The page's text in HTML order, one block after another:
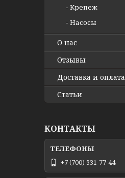
Крепеж
Насосы
О нас
Отзывы
Доставка и оплата
Статьи
КОНТАКТЫ
+7 (700) 331-77-44